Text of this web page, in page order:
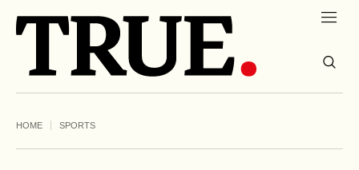
HOME SPORTS